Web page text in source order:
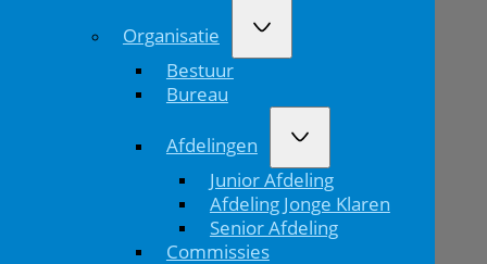
Organisatie
Bestuur
Bureau
Afdelingen
Junior Afdeling
Afdeling Jonge Klaren
Senior Afdeling
Commissies
Kinderartsen